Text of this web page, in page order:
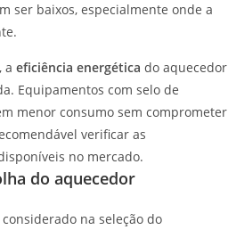
ser baixos, especialmente onde a
a eficiência energética do aquecedor
Equipamentos com selo de
menor consumo sem comprometer
verificar as
no mercado.
do aquecedor
na seleção do